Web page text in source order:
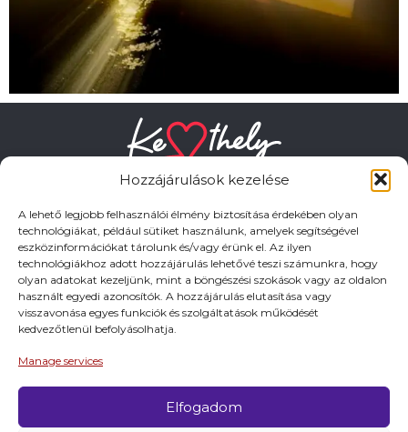
Hozzájárulások kezelése
A lehető legjobb felhasználói élmény biztosítása érdekében olyan
technológiákat, például sütiket használunk, amelyek segítségével
eszközinformációkat tárolunk és/vagy érünk el. Az ilyen
technológiákhoz adott hozzájárulás lehetővé teszi számunkra, hogy
olyan adatokat kezeljünk, mint a böngészési szokások vagy az oldalon
használt egyedi azonosítók. A hozzájárulás elutasítása vagy
visszavonása egyes funkciók és szolgáltatások működését
kedvezőtlenül befolyásolhatja.
Manage services
Elfogadom
HASZNOS LINKEK
Adatkezelési tájékoztató
Impresszum
© 2026 Minden jog fentartva.